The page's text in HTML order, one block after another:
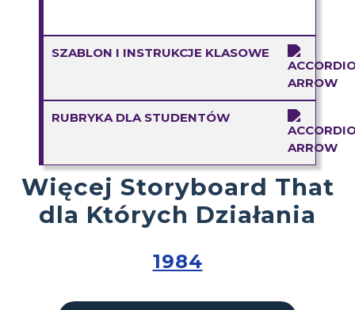
SZABLON I INSTRUKCJE KLASOWE
RUBRYKA DLA STUDENTÓW
Więcej Storyboard That
dla Których Działania
1984